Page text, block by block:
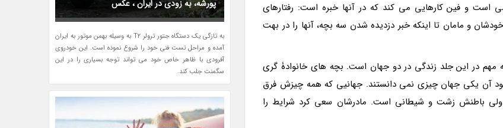
و فین کارهایی می کند که در آنها خبره است: رفتارهای
و مامان تا اینکه خبر دزدیده شدن سه بچه، آنها را در بهت
مهم در این جلد زندگی در دو جهان است. بچه های خانوادۀ گری
آن یکی جهان چیزی نمی دانستند. جهانیی که همه چیزش فرق
ولی باطنش زشت و شیطانی است. مادرشان سعی کرد شرایط را
پورشه، به زودی در ایران ، عکس
به تازگی یک دستگاه جتور ترولر T2 به وسیله بهمن موتور به ایران
آمده و مراحل تست فنی خود را شروع نموده است. این خودروی
آفرودی با ظاهر خاص خود می تواند توجه بسیاری را در این
سگمنت جلب کند.